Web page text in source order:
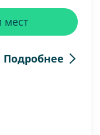
Подробнее
мест